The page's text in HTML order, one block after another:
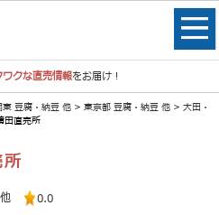
クな直売情報をお届け！
東 豆腐・納豆 他 > 東京都 豆腐・納豆 他 > 大田・
直売所
0.0